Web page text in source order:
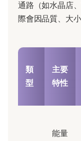
通路（如水晶店
際會因品質、大
類
型
主要
特性
能量